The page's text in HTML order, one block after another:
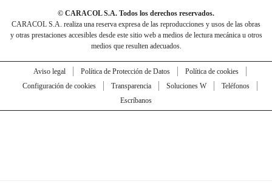
© CARACOL S.A. Todos los derechos reservados.
CARACOL S.A. realiza una reserva expresa de las reproducciones y usos de las obras
y otras prestaciones accesibles desde este sitio web a medios de lectura mecánica u otros
medios que resulten adecuados.
Aviso legal Política de Protección de Datos
Política de cookies
Configuración de cookies
Transparencia Soluciones W
Teléfonos
Escríbanos